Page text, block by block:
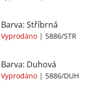
Barva: Stříbrná
Vyprodáno | 5886/STR
Barva: Duhová
Vyprodáno | 5886/DUH